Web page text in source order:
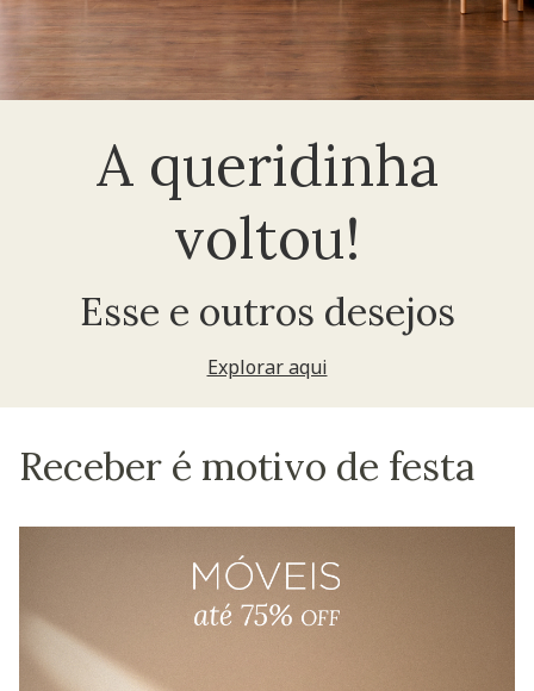
A queridinha
voltou!
Esse e outros desejos
Explorar aqui
Receber é motivo de festa